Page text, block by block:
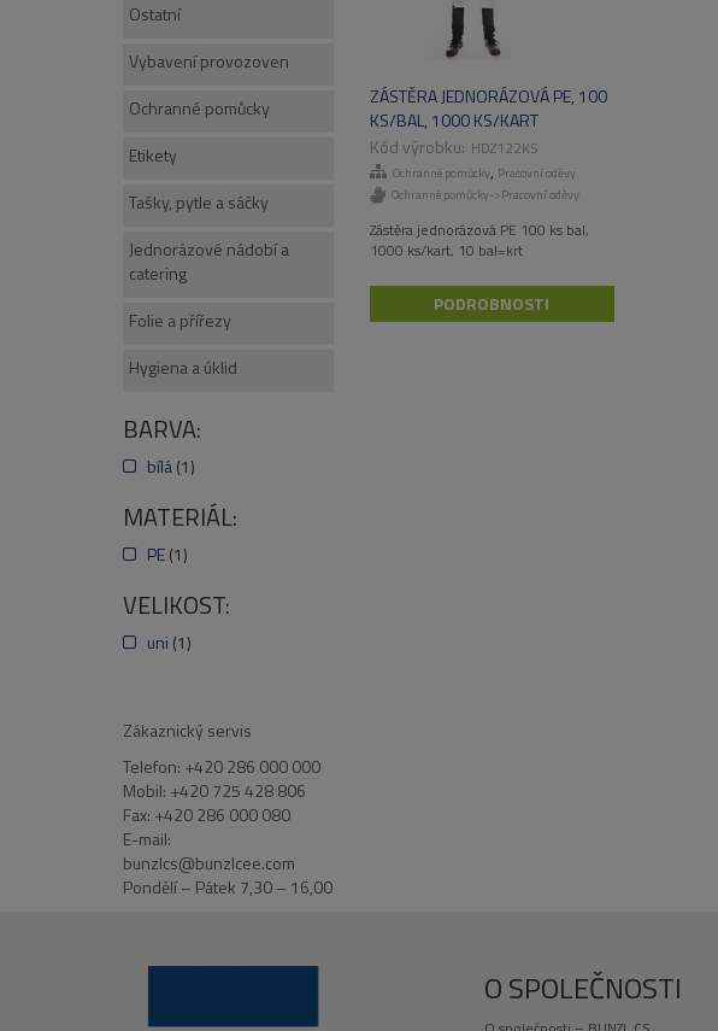
ZÁSTĚRA JEDNORÁZOVÁ PE, 100
KS/BAL, 1000 KS/KART
HDZ122KS
Ochranné pomůcky, Pracovní oděvy
Ochranné pomůcky->Pracovní oděvy
Zástěra jednorázová PE 100 ks bal,
1000 ks/kart, 10 bal=krt
PODROBNOSTI
Ostatní
Vybavení provozoven
Ochranné pomůcky
Etikety
Tašky, pytle a sáčky
Jednorázové nádobí a
catering
Folie a přířezy
Hygiena a úklid
BARVA:
bílá (1)
MATERIÁL:
PE (1)
VELIKOST:
uni (1)
Zákaznický servis
Telefon: +420 286 000 000
Mobil: +420 725 428 806
Fax: +420 286 000 080
E-mail:
bunzlcs@bunzlcee.com
Pondělí – Pátek 7,30 – 16,00
O SPOLEČNOSTI